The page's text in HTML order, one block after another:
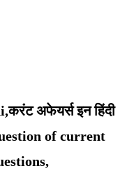
अफेयर्स इन हिंदी
of current